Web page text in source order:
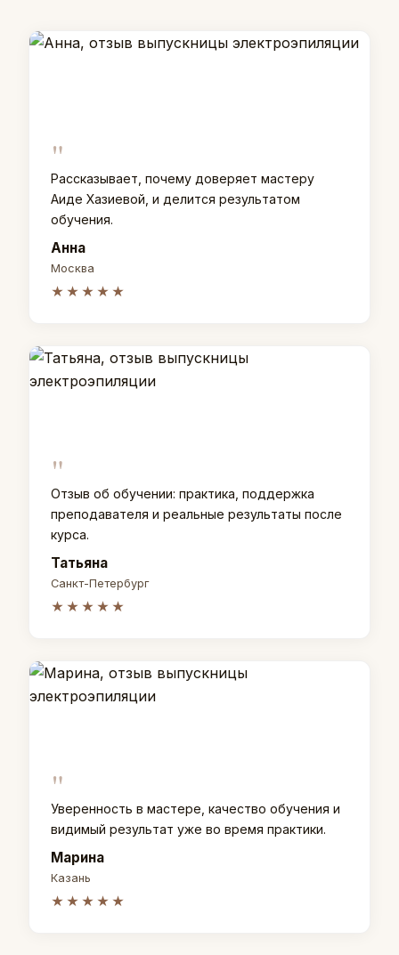
"
Рассказывает, почему доверяет мастеру
Аиде Хазиевой, и делится результатом
обучения.
Анна
Москва
★★★★★
"
Отзыв об обучении: практика, поддержка
преподавателя и реальные результаты после
курса.
Татьяна
Санкт-Петербург
★★★★★
"
Уверенность в мастере, качество обучения и
видимый результат уже во время практики.
Марина
Казань
★★★★★